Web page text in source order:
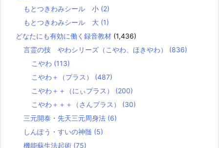
もとつきわみシール 小 (2)
もとつきわみシール 大 (1)
どなたにも有効に働く録音教材 (1,436)
言霊の技 やわシリーズ（こやわ、ほきやわ） (836)
こやわ (113)
こやわ＋（プラス） (487)
こやわ＋＋（にぃプラス） (200)
こやわ＋＋＋（さんプラス） (30)
三元開泰・先天三元周身法 (6)
しんぽう・すいの神髄 (5)
機能蘇生法起術 (75)